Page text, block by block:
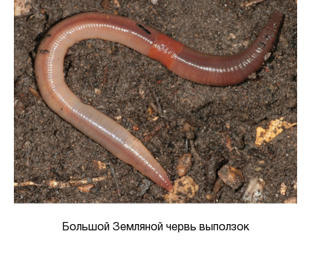
Большой Земляной червь выползок